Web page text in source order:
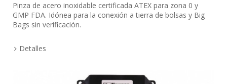
Pinza de acero inoxidable certificada ATEX para zona 0 y
GMP FDA. Idónea para la conexión a tierra de bolsas y Big
Bags sin verificación.
Detalles